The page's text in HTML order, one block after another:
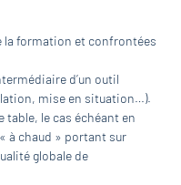
la formation et confrontées
d’un outil
mise en situation…).
table, le cas échéant en
à chaud » portant sur
globale de